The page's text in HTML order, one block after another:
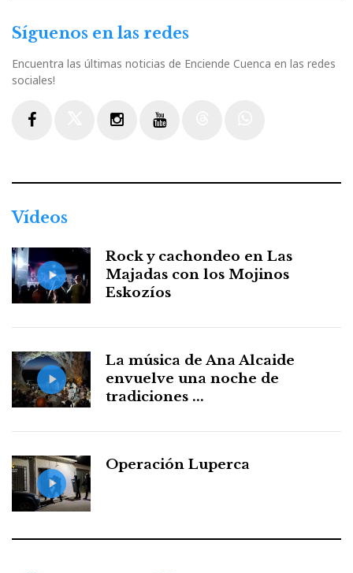
Síguenos en las redes
Encuentra las últimas noticias de Enciende Cuenca en las redes
sociales!
Vídeos
Rock y cachondeo en Las
Majadas con los Mojinos
Eskozíos
La música de Ana Alcaide
envuelve una noche de
tradiciones ...
Operación Luperca